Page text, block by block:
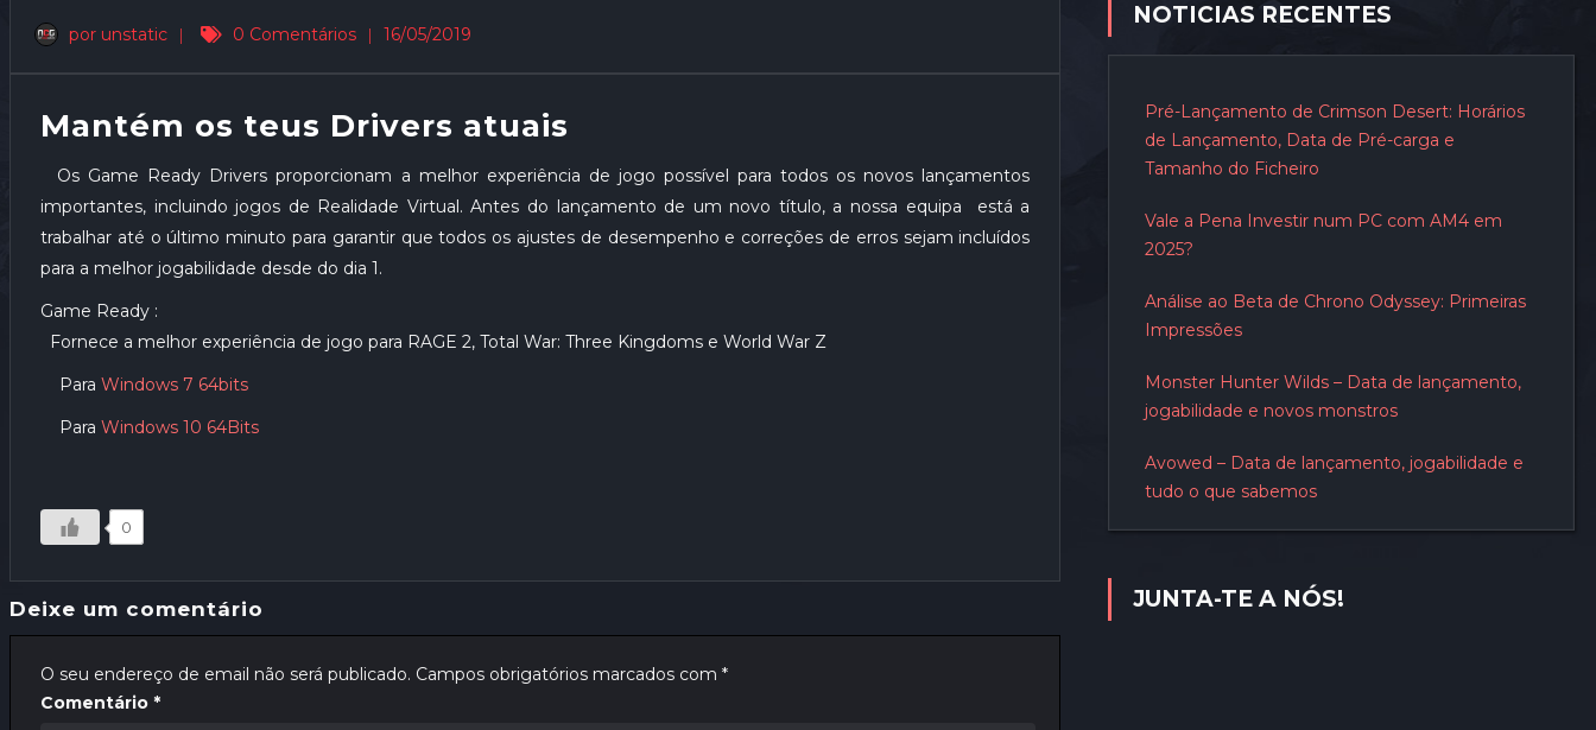
por unstatic | 0 Comentários | 16/05/2019
Mantém os teus Drivers atuais
Os Game Ready Drivers proporcionam a melhor experiência de jogo possível para todos os novos lançamentos
importantes, incluindo jogos de Realidade Virtual. Antes do lançamento de um novo título, a nossa equipa está a
trabalhar até o último minuto para garantir que todos os ajustes de desempenho e correções de erros sejam incluídos
para a melhor jogabilidade desde do dia 1.
Game Ready :
Fornece a melhor experiência de jogo para RAGE 2, Total War: Three Kingdoms e World War Z
Para Windows 7 64bits
Para Windows 10 64Bits
0
Deixe um comentário
O seu endereço de email não será publicado. Campos obrigatórios marcados com *
Comentário *
NOTICIAS RECENTES
Pré-Lançamento de Crimson Desert: Horários
de Lançamento, Data de Pré-carga e
Tamanho do Ficheiro
Vale a Pena Investir num PC com AM4 em
2025?
Análise ao Beta de Chrono Odyssey: Primeiras
Impressões
Monster Hunter Wilds – Data de lançamento,
jogabilidade e novos monstros
Avowed – Data de lançamento, jogabilidade e
tudo o que sabemos
JUNTA-TE A NÓS!